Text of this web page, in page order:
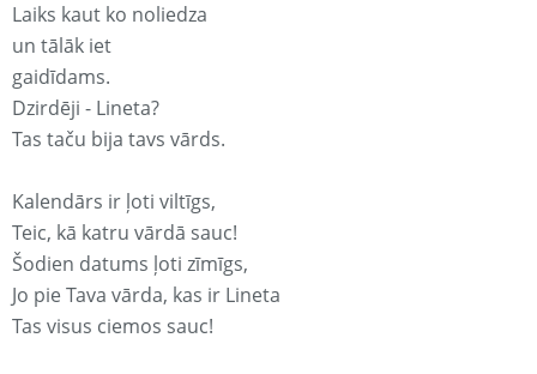
Laiks kaut ko noliedza
un tālāk iet
gaidīdams.
Dzirdēji - Lineta?
Tas taču bija tavs vārds.
Kalendārs ir ļoti viltīgs,
Teic, kā katru vārdā sauc!
Šodien datums ļoti zīmīgs,
Jo pie Tava vārda, kas ir Lineta
Tas visus ciemos sauc!